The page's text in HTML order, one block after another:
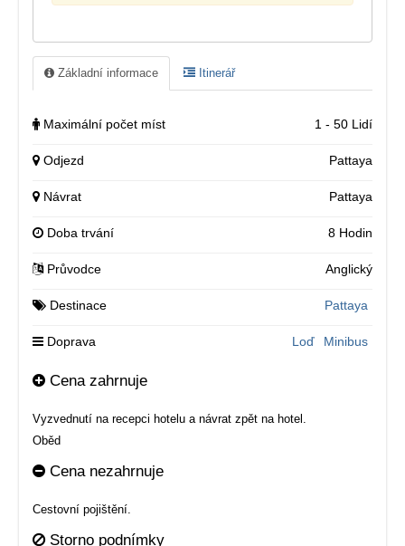
Základní informace Itinerář
Maximální počet míst 1 - 50 Lidí
Odjezd Pattaya
Návrat Pattaya
Doba trvání 8 Hodin
Průvodce Anglický
Destinace Pattaya
Doprava Minibus
Loď
Cena zahrnuje
Vyzvednutí na recepci hotelu a návrat zpět na hotel.
Oběd
Cena nezahrnuje
Cestovní pojištění.
Storno podnímky